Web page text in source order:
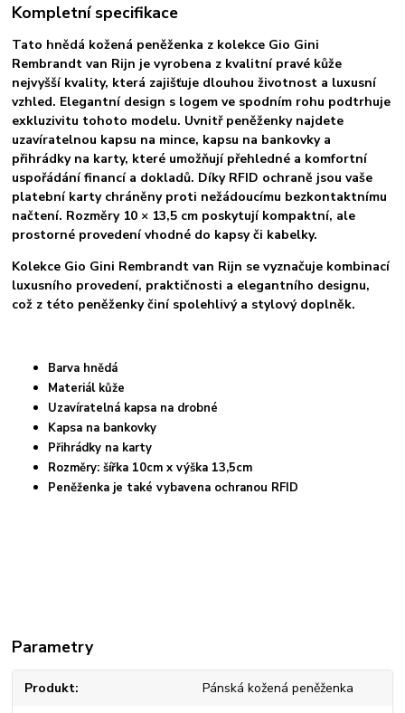
Kompletní specifikace
Tato hnědá kožená peněženka z kolekce Gio Gini
Rembrandt van Rijn je vyrobena z kvalitní pravé kůže
nejvyšší kvality, která zajišťuje dlouhou životnost a luxusní
vzhled. Elegantní design s logem ve spodním rohu podtrhuje
exkluzivitu tohoto modelu. Uvnitř peněženky najdete
uzavíratelnou kapsu na mince, kapsu na bankovky a
přihrádky na karty, které umožňují přehledné a komfortní
uspořádání financí a dokladů. Díky RFID ochraně jsou vaše
platební karty chráněny proti nežádoucímu bezkontaktnímu
načtení. Rozměry 10 × 13,5 cm poskytují kompaktní, ale
prostorné provedení vhodné do kapsy či kabelky.
Kolekce Gio Gini Rembrandt van Rijn se vyznačuje kombinací
luxusního provedení, praktičnosti a elegantního designu,
což z této peněženky činí spolehlivý a stylový doplněk.
Barva hnědá
Materiál kůže
Uzavíratelná kapsa na drobné
Kapsa na bankovky
Přihrádky na karty
Rozměry: šířka 10cm x výška 13,5cm
Peněženka je také vybavena ochranou RFID
Parametry
Produkt Pánská kožená peněženka